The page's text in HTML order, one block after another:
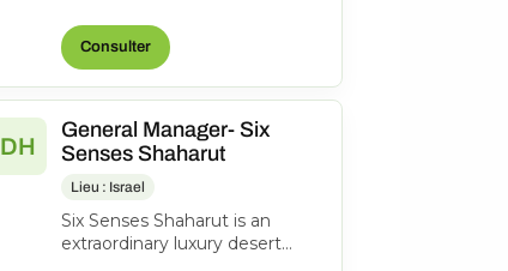
l’offre d’origine
Consulter
DH
General Manager- Six
Senses Shaharut
Lieu : Israel
Six Senses Shaharut is an
extraordinary luxury desert